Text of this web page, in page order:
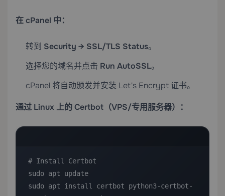
在 cPanel 中：
转到 Security → SSL/TLS Status。
选择您的域名并点击 Run AutoSSL。
cPanel 将自动颁发并安装 Let's Encrypt 证书。
通过 Linux 上的 Certbot（VPS/专用服务器）：
# Install Certbot
sudo apt update
sudo apt install certbot python3-certbot-